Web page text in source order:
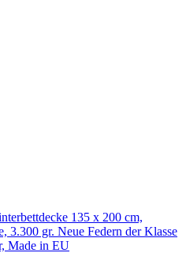
135 x 200 cm,
3.300 gr. Neue Federn der Klasse
Made in EU